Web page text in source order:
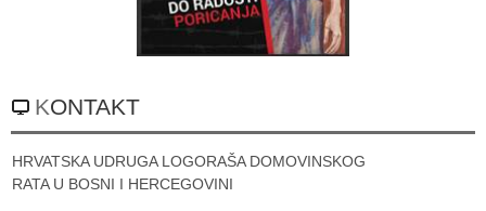
KONTAKT
HRVATSKA UDRUGA LOGORAŠA DOMOVINSKOG
RATA U BOSNI I HERCEGOVINI